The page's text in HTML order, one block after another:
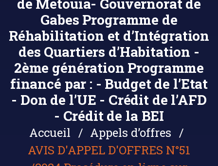
de Metouia- Gouvernorat de
Gabes Programme de
Réhabilitation et d’Intégration
des Quartiers d’Habitation -
2ème génération Programme
financé par : - Budget de l’Etat
- Don de l’UE - Crédit de l’AFD
- Crédit de la BEI
Accueil
Appels d’offres
AVIS D'APPEL D'OFFRES N°51